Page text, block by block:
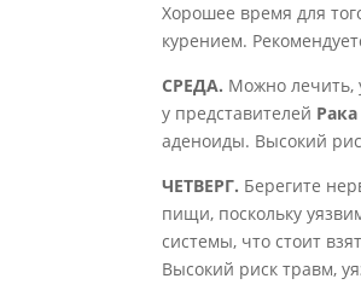
Хорошее время для
курением.
СРЕДА. Можно лечить,
у представителей Рака
аденоиды. Высокий
ЧЕТВЕРГ. Берегите
пищи, поскольку
системы, что стоит
Высокий риск травм,